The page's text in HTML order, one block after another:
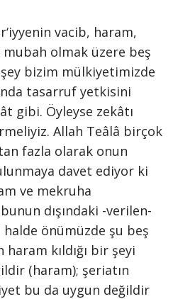
vacib, haram,
olmak üzere beş
şey bizim mülkiyetimizde
tasarruf yetkisini
gibi. Öyleyse zekâtı
Allah Teâlâ birçok
fazla olarak onun
davet ediyor ki
ve mekruha
dışındaki -verilen-
önümüzde şu beş
haram kıldığı bir şeyi
(haram); şeriatın
bu da uygun değildir